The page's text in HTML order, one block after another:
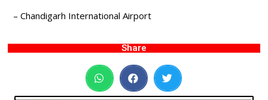
– Chandigarh International Airport
Share